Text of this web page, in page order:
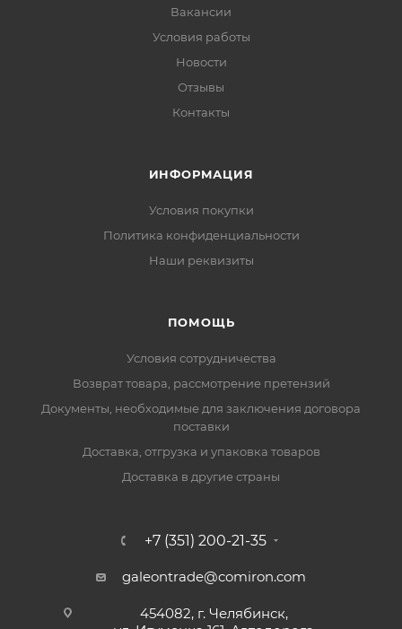
Вакансии
Условия работы
Новости
Отзывы
Контакты
ИНФОРМАЦИЯ
Условия покупки
Политика конфиденциальности
Наши реквизиты
ПОМОЩЬ
Условия сотрудничества
Возврат товара, рассмотрение претензий
Документы, необходимые для заключения договора
поставки
Доставка, отгрузка и упаковка товаров
Доставка в другие страны
+7 (351) 200-21-35
galeontrade@comiron.com
454082, г. Челябинск,